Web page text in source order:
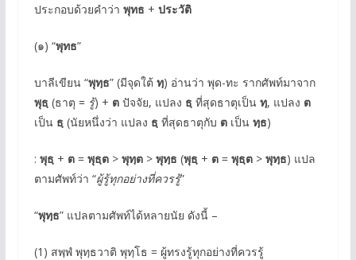
ประกอบด้วยคำว่า พุทธ + ประวัติ
(๑) “พุทธ”
บาลีเขียน “พุทฺธ” (มีจุดใต้ ทฺ) อ่านว่า พุด-ทะ รากศัพท์มาจาก
พุธฺ (ธาตุ = รู้) + ตปัจจัย, แปลง ธฺ ที่สุดธาตุเป็น ทฺ, แปลง ต
เป็น ธฺ (นัยหนึ่งว่า แปลง ธฺ ที่สุดธาตุกับ ตเป็น ทฺธ)
: พุธฺ + ต= พุธฺต> พุทฺต> พุทฺธ (พุธฺ + ต= พุธฺต> พุทฺธ) แปล
ตามศัพท์ว่า “ผู้รู้ทุกอย่างที่ควรรู้”
“พุทฺธ” แปลตามศัพท์ได้หลายนัย ดังนี้ –
(1) สพฺพํ พุทฺธวาติ พุทฺโธ = ผู้ทรงรู้ทุกอย่างที่ควรรู้